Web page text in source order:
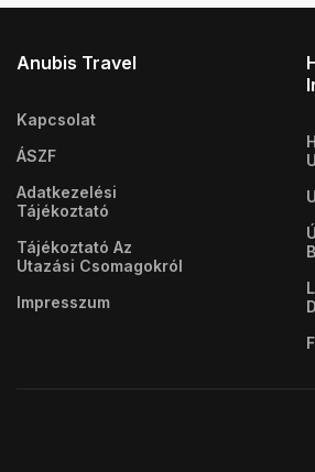
Anubis Travel
Kapcsolat
ÁSZF
Adatkezelési
Tájékoztató
Tájékoztató Az
Utazási Csomagokról
Impresszum